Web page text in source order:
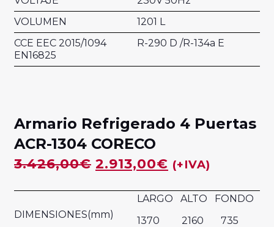
VOLUMEN
1201 L
CCE EEC 2015/1094
EN16825
R-290 D /R-134a E
Armario Refrigerado 4 Puertas
ACR-1304 CORECO
3.426,00€ 2.913,00€ (+IVA)
DIMENSIONES(mm)
LARGO ALTO FONDO
1370 2160 735